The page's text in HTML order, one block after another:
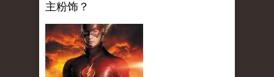
主粉饰？